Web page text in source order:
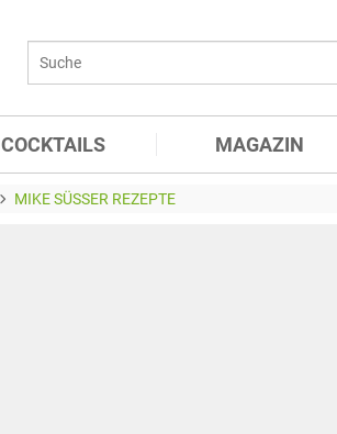
COCKTAILS MAGAZIN
MIKE SÜSSER REZEPTE